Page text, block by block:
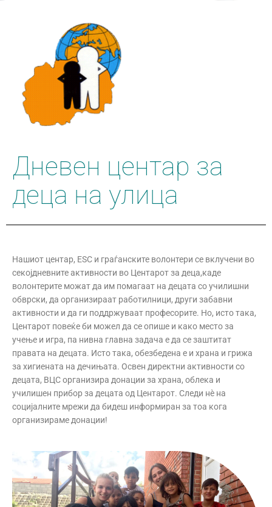
Дневен центар за
деца на улица
Нашиот центар, ESC и граѓанските волонтери се вклучени во
секојдневните активности во Центарот за деца,каде
волонтерите можат да им помагаат на децата со училишни
обврски, да организираат работилници, други забавни
активности и да ги поддржуваат професорите. Но, исто така,
Центарот повеќе би можел да се опише и како место за
учење и игра, па нивна главна задача е да се заштитат
правата на децата. Исто така, обезбедена е и храна и грижа
за хигиената на дечињата. Освен директни активности со
децата, ВЦС организира донации за храна, облека и
училишен прибор за децата од Центарот. Следи нè на
социјалните мрежи да бидеш информиран за тоа кога
организираме донации!